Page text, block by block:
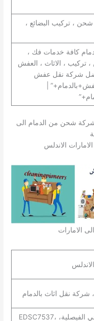
، تركيب البضائع ،
كافة خدمات فك ،
تركيب ، الاثاث ، العفش
شركة نقل عفش
|
شركة شحن من الدمام الى
الامارات
نقل اثاث بالدمام
4209 عبدالله ابن عمر، حي الفيصلية، EDSC7537،